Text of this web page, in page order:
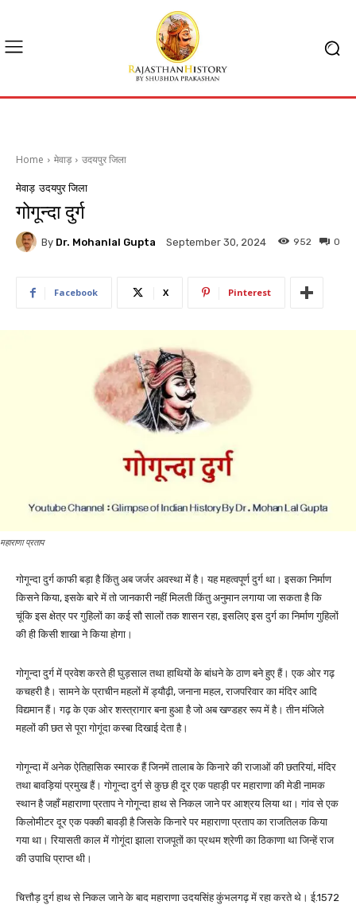
Home मेवाड़ उदयपुर जिला
मेवाड़ उदयपुर जिला
गोगून्दा दुर्ग
By Dr. Mohanlal Gupta September 30, 2024 0
952
Facebook X Pinterest
महाराणा प्रताप
गोगून्दा दुर्ग काफी बड़ा है किंतु अब जर्जर अवस्था में है। यह महत्वपूर्ण दुर्ग था। इसका निर्माण
किसने किया, इसके बारे में तो जानकारी नहीं मिलती किंतु अनुमान लगाया जा सकता है कि
चूंकि इस क्षेत्र पर गुहिलों का कई सौ सालों तक शासन रहा, इसलिए इस दुर्ग का निर्माण गुहिलों
की ही किसी शाखा ने किया होगा।
गोगून्दा दुर्ग में प्रवेश करते ही घुड़साल तथा हाथियों के बांधने के ठाण बने हुए हैं। एक ओर गढ़
कचहरी है। सामने के प्राचीन महलों में ड्यौढ़ी, जनाना महल, राजपरिवार का मंदिर आदि
विद्यमान हैं। गढ़ के एक ओर शस्त्रागार बना हुआ है जो अब खण्डहर रूप में है। तीन मंजिले
महलों की छत से पूरा गोगूंदा कस्बा दिखाई देता है।
गोगून्दा में अनेक ऐतिहासिक स्मारक हैं जिनमें तालाब के किनारे की राजाओं की छतरियां, मंदिर
तथा बावड़ियां प्रमुख हैं। गोगून्दा दुर्ग से कुछ ही दूर एक पहाड़ी पर महाराणा की मेडी नामक
स्थान है जहाँ महाराणा प्रताप ने गोगून्दा हाथ से निकल जाने पर आश्रय लिया था। गांव से एक
किलोमीटर दूर एक पक्की बावड़ी है जिसके किनारे पर महाराणा प्रताप का राजतिलक किया
गया था। रियासती काल में गोगूंदा झाला राजपूतों का प्रथम श्रेणी का ठिकाणा था जिन्हें राज
की उपाधि प्राप्त थी।
चित्तौड़ दुर्ग हाथ से निकल जाने के बाद महाराणा उदयसिंह कुंभलगढ़ में रहा करते थे। ई.1572